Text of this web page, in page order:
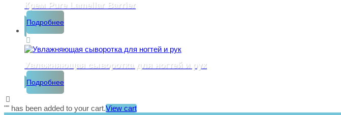
Крем Pure Lamellar Barrier
Подробнее
Увлажняющая сыворотка для ногтей и рук
Подробнее
"" has been added to your cart.View cart